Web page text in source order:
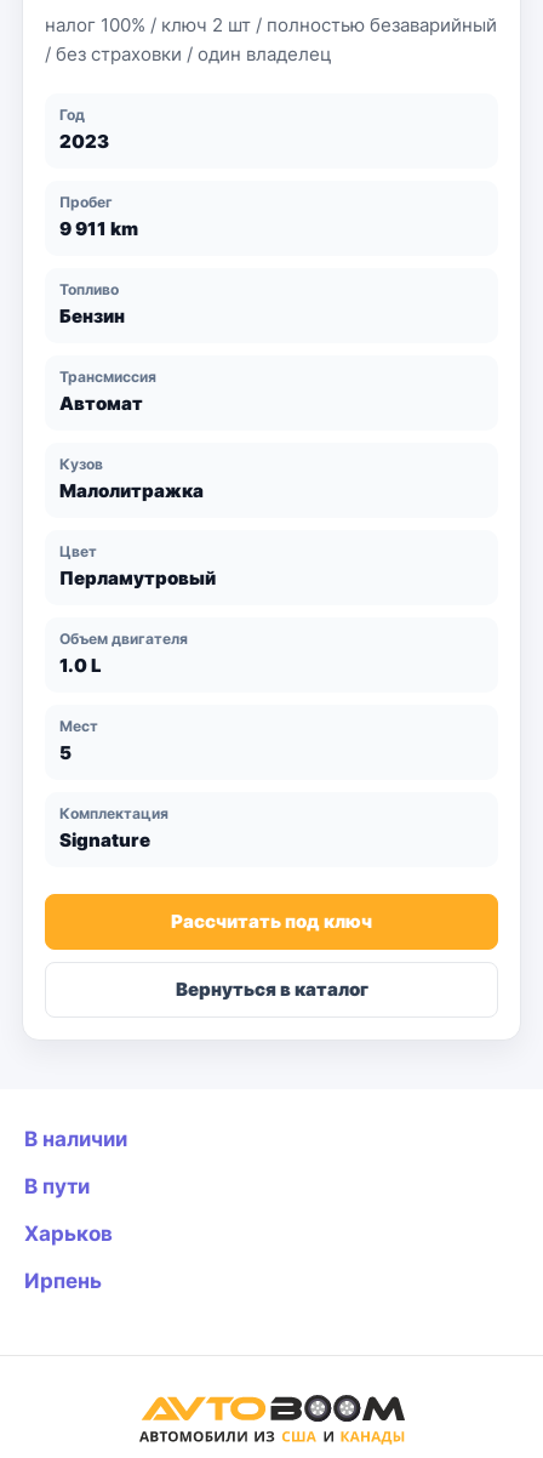
налог 100% / ключ 2 шт / полностью безаварийный
/ без страховки / один владелец
Год
2023
Пробег
9 911 km
Топливо
Бензин
Трансмиссия
Автомат
Кузов
Малолитражка
Цвет
Перламутровый
Объем двигателя
1.0 L
Мест
5
Комплектация
Signature
Рассчитать под ключ
Вернуться в каталог
В наличии
В пути
Харьков
Ирпень